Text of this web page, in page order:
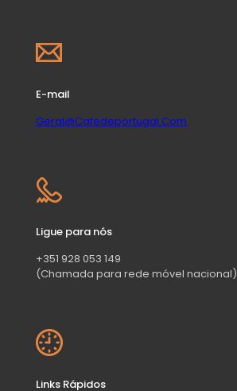
E-mail
Geral@Cafedeportugal.Com
Ligue para nós
+351 928 053 149
(Chamada para rede móvel nacional)
Links Rápidos